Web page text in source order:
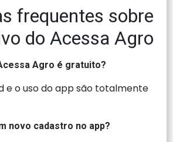
frequentes sobre
do Acessa Agro
Agro é gratuito?
e o uso do app são totalmente
novo cadastro no app?